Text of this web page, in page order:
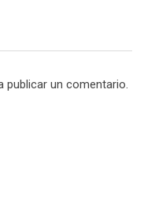
publicar un comentario.